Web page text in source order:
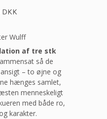
Wulff
af tre stk
så de
– to øjne og
hænges samlet,
menneskeligt
med både ro,
karakter.